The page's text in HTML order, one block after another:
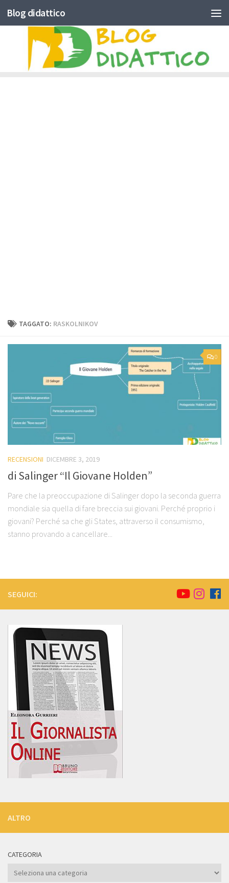
Skip to content
Blog didattico
TAGGATO: RASKOLNIKOV
0
RECENSIONI DICEMBRE 3, 2019
di Salinger “Il Giovane Holden”
Pare che la preoccupazione di Salinger dopo la seconda guerra
mondiale sia quella di fare breccia sui giovani. Perché proprio i
giovani? Perché sa che gli States, attraverso il consumismo,
stanno provando a cancellare...
SEGUICI:
ALTRO
CATEGORIA
Categoria